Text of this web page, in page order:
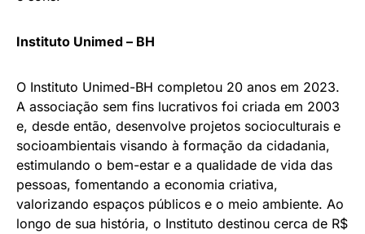
Instituto Unimed – BH
O Instituto Unimed-BH completou 20 anos em 2023.
A associação sem fins lucrativos foi criada em 2003
e, desde então, desenvolve projetos socioculturais e
socioambientais visando à formação da cidadania,
estimulando o bem-estar e a qualidade de vida das
pessoas, fomentando a economia criativa,
valorizando espaços públicos e o meio ambiente. Ao
longo de sua história, o Instituto destinou cerca de R$